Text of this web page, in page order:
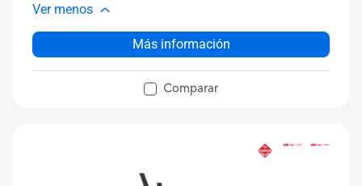
Ver menos
Más información
Comparar